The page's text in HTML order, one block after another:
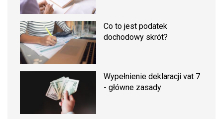
Co to jest podatek
dochodowy skrót?
Wypełnienie deklaracji vat 7
- główne zasady